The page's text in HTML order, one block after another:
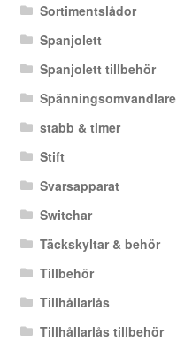
Sortimentslådor
Spanjolett
Spanjolett tillbehör
Spänningsomvandlare
stabb & timer
Stift
Svarsapparat
Switchar
Täckskyltar & behör
Tillbehör
Tillhållarlås
Tillhållarlås tillbehör